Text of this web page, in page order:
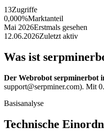
13Zugriffe
0,000%Marktanteil
Mai 2026Erstmals gesehen
12.06.2026Zuletzt aktiv
Was ist
Der Webrobot serpminerbot
support@serpminer.com). Mit
Basisanalyse
Technische